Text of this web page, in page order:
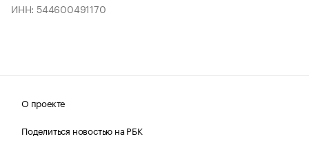
ИНН: 544600491170
О проекте
Поделиться новостью на РБК